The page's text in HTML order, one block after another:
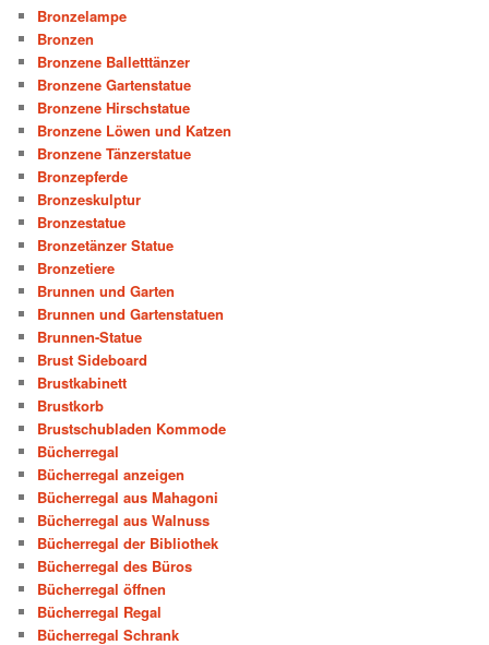
Bronzelampe
Bronzen
Bronzene Balletttänzer
Bronzene Gartenstatue
Bronzene Hirschstatue
Bronzene Löwen und Katzen
Bronzene Tänzerstatue
Bronzepferde
Bronzeskulptur
Bronzestatue
Bronzetänzer Statue
Bronzetiere
Brunnen und Garten
Brunnen und Gartenstatuen
Brunnen-Statue
Brust Sideboard
Brustkabinett
Brustkorb
Brustschubladen Kommode
Bücherregal
Bücherregal anzeigen
Bücherregal aus Mahagoni
Bücherregal aus Walnuss
Bücherregal der Bibliothek
Bücherregal des Büros
Bücherregal öffnen
Bücherregal Regal
Bücherregal Schrank